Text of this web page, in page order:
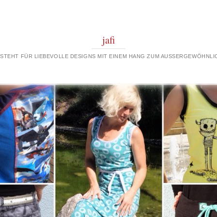
jafi
FÜR LIEBEVOLLE DESIGNS MIT EINEM HANG ZUM